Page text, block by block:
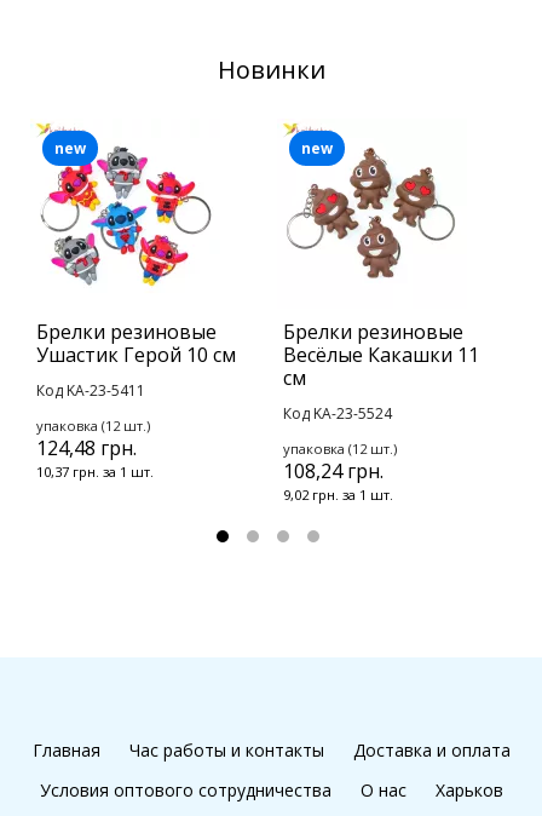
Новинки
Брелки резиновые
Ушастик Герой 10 см
Код KA-23-5411
упаковка (12 шт.)
124,48 грн.
10,37 грн. за 1 шт.
new
Брелки резиновые
Весёлые Какашки 11
см
Код KA-23-5524
упаковка (12 шт.)
108,24 грн.
9,02 грн. за 1 шт.
new
Главная Час работы и контакты
Доставка и оплата
Условия оптового сотрудничества
О нас
Харьков